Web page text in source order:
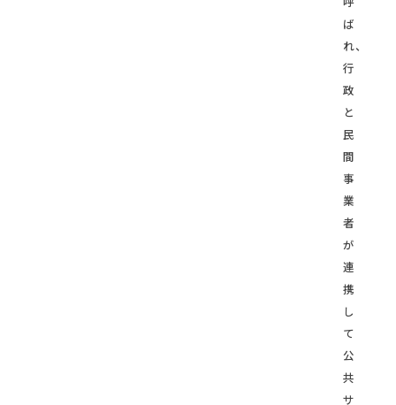
ば
れ、
行
政
と
民
間
事
業
者
が
連
携
し
て
公
共
サ